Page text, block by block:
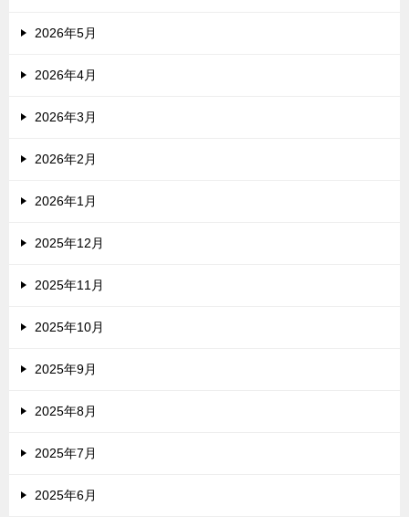
2026年5月
2026年4月
2026年3月
2026年2月
2026年1月
2025年12月
2025年11月
2025年10月
2025年9月
2025年8月
2025年7月
2025年6月